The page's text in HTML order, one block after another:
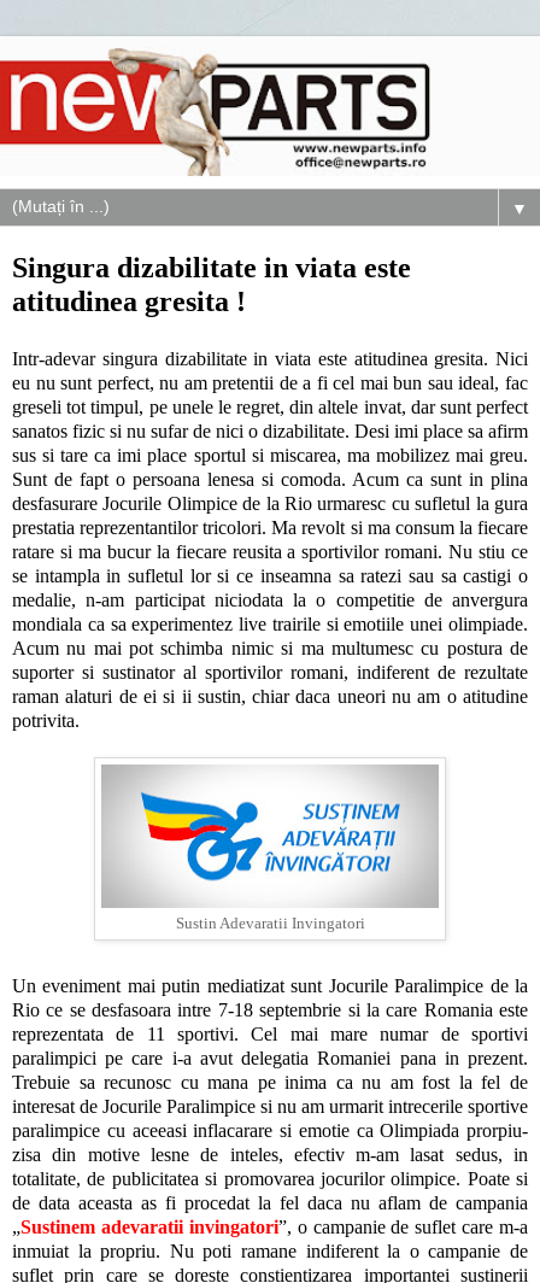
▼
Singura dizabilitate in viata este
atitudinea gresita !
Intr-adevar singura dizabilitate in viata este atitudinea gresita. Nici
eu nu sunt perfect, nu am pretentii de a fi cel mai bun sau ideal, fac
greseli tot timpul, pe unele le regret, din altele invat, dar sunt perfect
sanatos fizic si nu sufar de nici o dizabilitate. Desi imi place sa afirm
sus si tare ca imi place sportul si miscarea, ma mobilizez mai greu.
Sunt de fapt o persoana lenesa si comoda. Acum ca sunt in plina
desfasurare Jocurile Olimpice de la Rio urmaresc cu sufletul la gura
prestatia reprezentantilor tricolori. Ma revolt si ma consum la fiecare
ratare si ma bucur la fiecare reusita a sportivilor romani. Nu stiu ce
se intampla in sufletul lor si ce inseamna sa ratezi sau sa castigi o
medalie, n-am participat niciodata la o competitie de anvergura
mondiala ca sa experimentez live trairile si emotiile unei olimpiade.
Acum nu mai pot schimba nimic si ma multumesc cu postura de
suporter si sustinator al sportivilor romani, indiferent de rezultate
raman alaturi de ei si ii sustin, chiar daca uneori nu am o atitudine
potrivita.
Sustin Adevaratii Invingatori
Un eveniment mai putin mediatizat sunt Jocurile Paralimpice de la
Rio ce se desfasoara intre 7-18 septembrie si la care Romania este
reprezentata de 11 sportivi. Cel mai mare numar de sportivi
paralimpici pe care i-a avut delegatia Romaniei pana in prezent.
Trebuie sa recunosc cu mana pe inima ca nu am fost la fel de
interesat de Jocurile Paralimpice si nu am urmarit intrecerile sportive
paralimpice cu aceeasi inflacarare si emotie ca Olimpiada prorpiu-
zisa din motive lesne de inteles, efectiv m-am lasat sedus, in
totalitate, de publicitatea si promovarea jocurilor olimpice. Poate si
de data aceasta as fi procedat la fel daca nu aflam de campania
„Sustinem adevaratii invingatori”, o campanie de suflet care m-a
inmuiat la propriu. Nu poti ramane indiferent la o campanie de
suflet prin care se doreste constientizarea importantei sustinerii